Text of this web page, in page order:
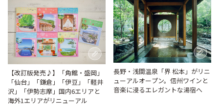
【改訂版発売♪】「角館・盛岡」
「仙台」「鎌倉」「伊豆」「軽井
沢」「伊勢志摩」国内6エリアと
海外1エリアがリニューアル
長野・浅間温泉「界 松本」がリニ
ューアルオープン。信州ワインと
音楽に浸るエレガントな湯宿へ